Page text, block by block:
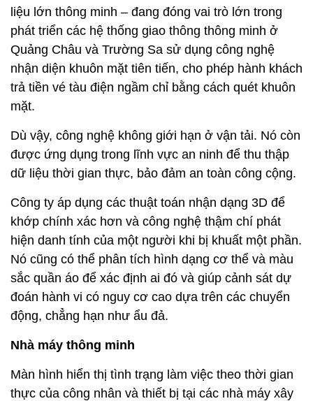
liệu lớn thông minh – đang đóng vai trò lớn trong
phát triển các hệ thống giao thông thông minh ở
Quảng Châu và Trường Sa sử dụng công nghệ
nhận diện khuôn mặt tiên tiến, cho phép hành khách
trả tiền vé tàu điện ngầm chỉ bằng cách quét khuôn
mặt.
Dù vậy, công nghệ không giới hạn ở vận tải. Nó còn
được ứng dụng trong lĩnh vực an ninh để thu thập
dữ liệu thời gian thực, bảo đảm an toàn công cộng.
Công ty áp dụng các thuật toán nhận dạng 3D để
khớp chính xác hơn và công nghệ thậm chí phát
hiện danh tính của một người khi bị khuất một phần.
Nó cũng có thể phân tích hình dạng cơ thể và màu
sắc quần áo để xác định ai đó và giúp cảnh sát dự
đoán hành vi có nguy cơ cao dựa trên các chuyển
động, chẳng hạn như ẩu đả.
Nhà máy thông minh
Màn hình hiển thị tình trạng làm việc theo thời gian
thực của công nhân và thiết bị tại các nhà máy xây